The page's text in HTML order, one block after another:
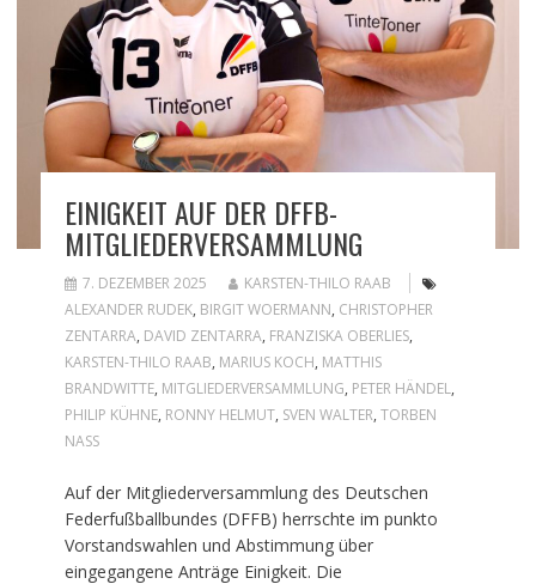
EINIGKEIT AUF DER DFFB-
MITGLIEDERVERSAMMLUNG
7. DEZEMBER 2025
KARSTEN-THILO RAAB
ALEXANDER RUDEK, BIRGIT WOERMANN, CHRISTOPHER
ZENTARRA, DAVID ZENTARRA, FRANZISKA OBERLIES,
KARSTEN-THILO RAAB, MARIUS KOCH, MATTHIS
BRANDWITTE, MITGLIEDERVERSAMMLUNG, PETER HÄNDEL,
PHILIP KÜHNE, RONNY HELMUT, SVEN WALTER, TORBEN
NASS
Auf der Mitgliederversammlung des Deutschen
Federfußballbundes (DFFB) herrschte im punkto
Vorstandswahlen und Abstimmung über
eingegangene Anträge Einigkeit. Die